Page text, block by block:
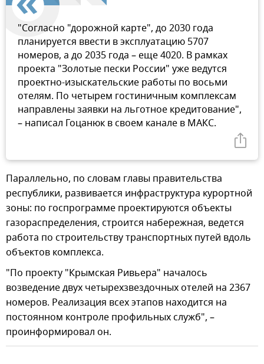
"Согласно "дорожной карте", до 2030 года
планируется ввести в эксплуатацию 5707
номеров, а до 2035 года – еще 4020. В рамках
проекта "Золотые пески России" уже ведутся
проектно-изыскательские работы по восьми
отелям. По четырем гостиничным комплексам
направлены заявки на льготное кредитование",
– написал Гоцанюк в своем канале в МАКС.
Параллельно, по словам главы правительства
республики, развивается инфраструктура курортной
зоны: по госпрограмме проектируются объекты
газораспределения, строится набережная, ведется
работа по строительству транспортных путей вдоль
объектов комплекса.
"По проекту "Крымская Ривьера" началось
возведение двух четырехзвездочных отелей на 2367
номеров. Реализация всех этапов находится на
постоянном контроле профильных служб", –
проинформировал он.